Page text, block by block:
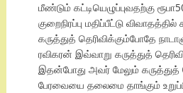
மீண்டும் கட்டியெழுப்புவதற்கு
குறைநிரப்பு மதிப்பீட்டு
கருத்துத் தெரிவிக்கும்போதே
ரவிகரன் இவ்வாறு கருத்துத்
இதன்போது அவர் மேலும் கருத்துத்
பேரவையை தலைமை தாங்கும்